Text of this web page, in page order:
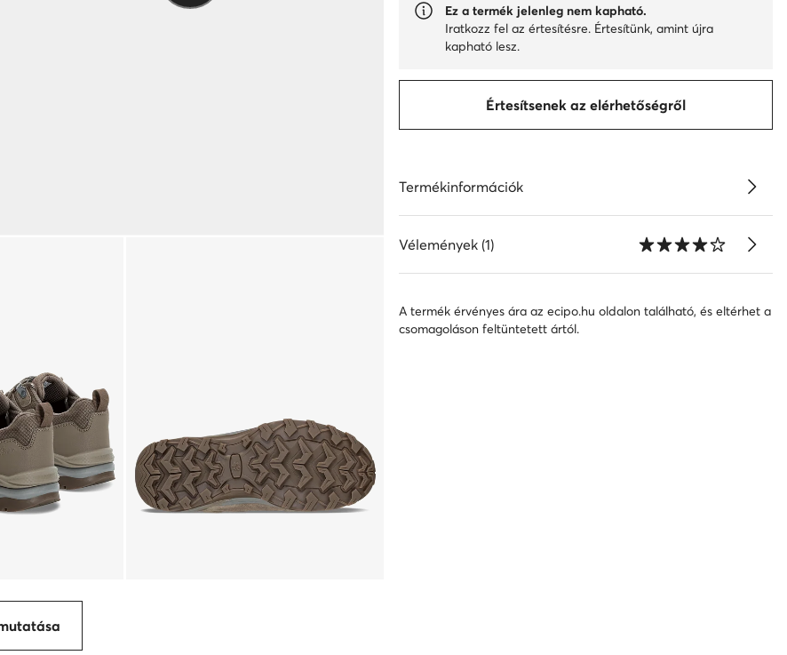
Ez a termék jelenleg nem kapható.
Iratkozz fel az értesítésre. Értesítünk, amint újra
kapható lesz.
Értesítsenek az elérhetőségről
Termékinformációk
Vélemények (1)
A termék érvényes ára az ecipo.hu oldalon található, és eltérhet a
csomagoláson feltüntetett ártól.